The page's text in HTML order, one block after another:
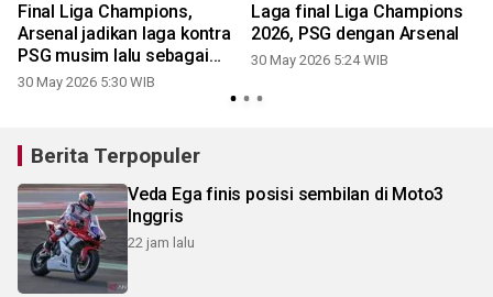
Final Liga Champions,
Arsenal jadikan laga kontra
PSG musim lalu sebagai
pelajaran
30 May 2026 5:30 WIB
Laga final Liga Champions
2026, PSG dengan Arsenal
30 May 2026 5:24 WIB
Berita Terpopuler
Veda Ega finis posisi sembilan di Moto3
Inggris
22 jam lalu